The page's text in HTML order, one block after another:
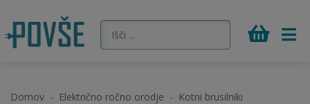
Domov Električno ročno orodje
Kotni brusilniki